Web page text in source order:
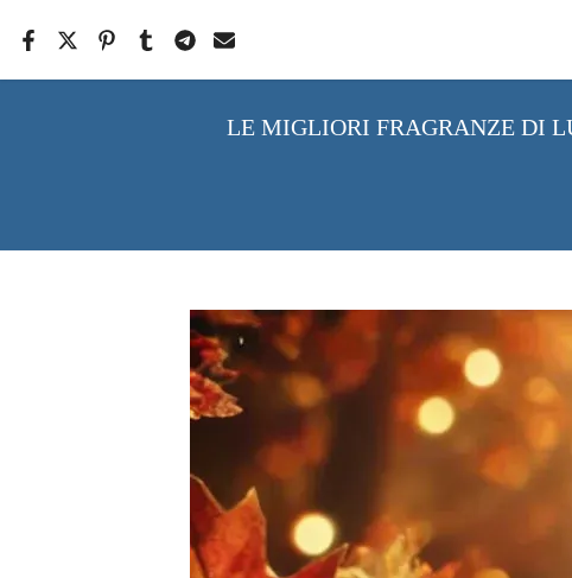
contenuto
LE MIGLIORI FRAGRANZE DI